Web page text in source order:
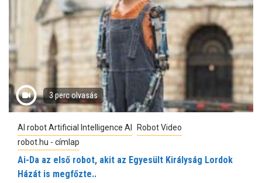
3 perc olvasás
AI robot Artificial Intelligence AI
Robot Video
robot.hu - címlap
Ai-Da az első robot, akit az Egyesült Királyság Lordok
Házát is megfőzte..